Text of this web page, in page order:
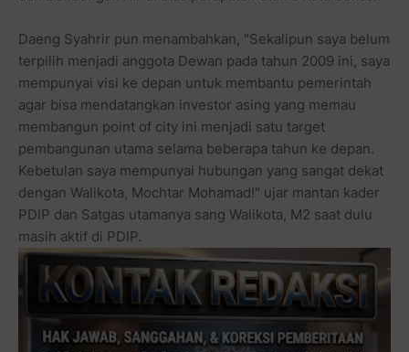
Daeng Syahrir pun menambahkan, "Sekalipun saya belum
terpilih menjadi anggota Dewan pada tahun 2009 ini, saya
mempunyai visi ke depan untuk membantu pemerintah
agar bisa mendatangkan investor asing yang memau
membangun point of city ini menjadi satu target
pembangunan utama selama beberapa tahun ke depan.
Kebetulan saya mempunyai hubungan yang sangat dekat
dengan Walikota, Mochtar Mohamad!" ujar mantan kader
PDIP dan Satgas utamanya sang Walikota, M2 saat dulu
masih aktif di PDIP.